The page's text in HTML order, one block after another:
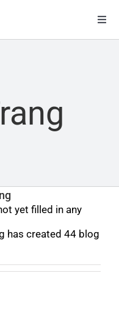
yet filled in any
has created 44 blog